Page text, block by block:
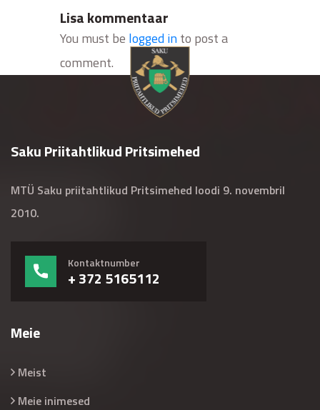
Lisa kommentaar
You must be logged into post a
comment.
Saku Priitahtlikud Pritsimehed
MTÜ Saku priitahtlikud Pritsimehed loodi 9. novembril
2010.
Kontaktnumber
+ 372 5165112
Meie
Meist
Meie inimesed